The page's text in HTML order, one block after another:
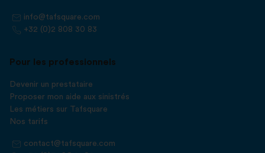
info@tafsquare.com
+32 (0)2 808 30 83
Pour les professionnels
Devenir un prestataire
Proposer mon aide aux sinistrés
Les métiers sur Tafsquare
Nos tarifs
contact@tafsquare.com